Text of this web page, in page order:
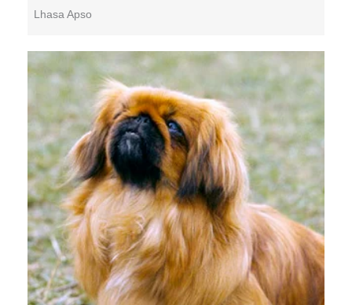
Lhasa Apso